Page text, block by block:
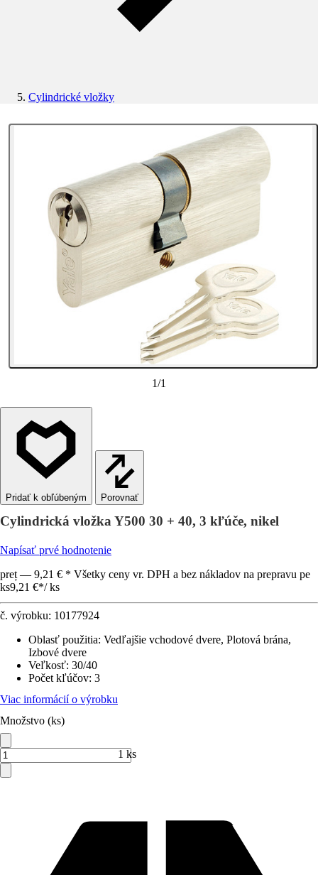
Cylindrické vložky
1/1
Porovnať
Cylindrická vložka Y500 30 + 40, 3 kľúče, nikel
Napísať prvé hodnotenie
preț — 9,21 € * Všetky ceny vr. DPH a bez nákladov na prepravu pe
ks9,21 €*/ ks
č. výrobku: 10177924
Oblasť použitia: Vedľajšie vchodové dvere, Plotová brána,
Izbové dvere
Veľkosť: 30/40
Počet kľúčov: 3
Viac informácií o výrobku
Množstvo (ks)
1 ks